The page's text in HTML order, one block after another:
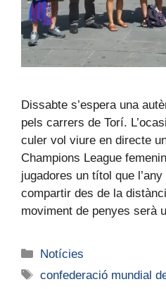
Dissabte s’espera una
pels carrers de Torí.
culer vol viure en directe
Champions League
jugadores un títol que
compartir des de la
moviment de penyes serà
Notícies
confederació mundial